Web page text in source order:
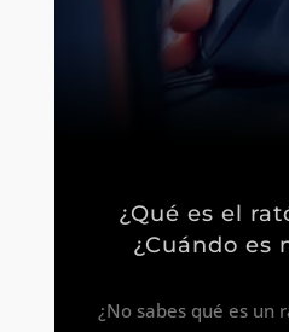
¿Qué es el
¿Cuándo es
¿No sabes qué es un